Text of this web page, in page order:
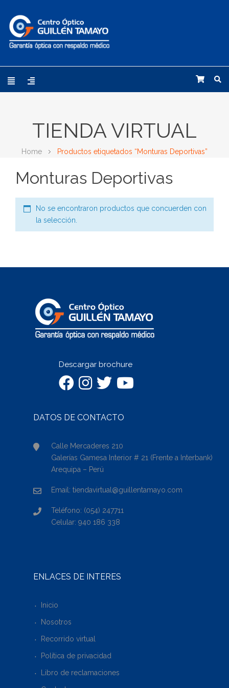
TIENDA VIRTUAL
Home Productos etiquetados “Monturas Deportivas”
Monturas Deportivas
No se encontraron productos que concuerden con
la selección.
Descargar brochure
DATOS DE CONTACTO
Calle Mercaderes 210
Galerías Gamesa Interior # 21 (Frente a Interbank)
Arequipa – Perú
Email: tiendavirtual@guillentamayo.com
Teléfono: (054) 247711
Celular: 940 186 338
ENLACES DE INTERÉS
Inicio
Nosotros
Recorrido virtual
Política de privacidad
Libro de reclamaciones